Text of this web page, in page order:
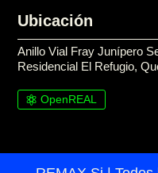
Ubicación
Anillo Vial Fray Junípero
Residencial El Refugio,
OpenREAL